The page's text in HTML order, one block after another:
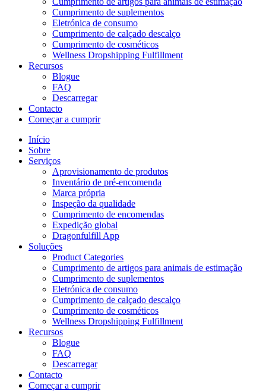
Cumprimento de suplementos
Eletrónica de consumo
Cumprimento de calçado descalço
Cumprimento de cosméticos
Wellness Dropshipping Fulfillment
Recursos
Blogue
FAQ
Descarregar
Contacto
Começar a cumprir
Início
Sobre
Serviços
Aprovisionamento de produtos
Inventário de pré-encomenda
Marca própria
Inspeção da qualidade
Cumprimento de encomendas
Expedição global
Dragonfulfill App
Soluções
Product Categories
Cumprimento de artigos para animais de estimação
Cumprimento de suplementos
Eletrónica de consumo
Cumprimento de calçado descalço
Cumprimento de cosméticos
Wellness Dropshipping Fulfillment
Recursos
Blogue
FAQ
Descarregar
Contacto
Começar a cumprir